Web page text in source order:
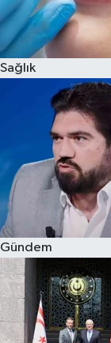
Sağlık
Gündem
Spor
Çocuk
Eğitim
Hava
Kadın
Kim kimdir?
Kültür